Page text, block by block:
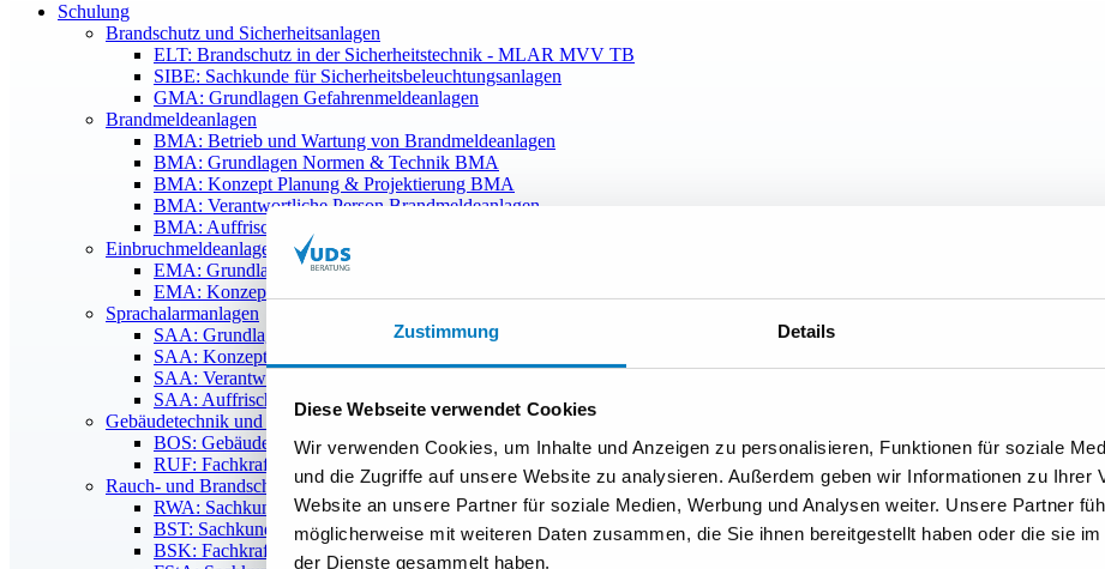
Zustimmung Details
Diese Webseite verwendet Cookies
Wir verwenden Cookies, um Inhalte und Anzeigen zu personalisieren, Funktionen für soziale
und die Zugriffe auf unsere Website zu analysieren. Außerdem geben wir Informationen zu Ihrer
Website an unsere Partner für soziale Medien, Werbung und Analysen weiter. Unsere Partner
möglicherweise mit weiteren Daten zusammen, die Sie ihnen bereitgestellt haben oder die sie
der Dienste gesammelt haben.
Schulung
Brandschutz und Sicherheitsanlagen
ELT: Brandschutz in der Sicherheitstechnik - MLAR MVV TB
SIBE: Sachkunde für Sicherheitsbeleuchtungsanlagen
GMA: Grundlagen Gefahrenmeldeanlagen
Brandmeldeanlagen
BMA: Betrieb und Wartung von Brandmeldeanlagen
BMA: Grundlagen Normen & Technik BMA
BMA: Konzept Planung & Projektierung BMA
BMA: Verantwortliche Person Brandmeldeanlagen
BMA: Auffrischung BMA+SAA: BMA in der Praxis
Einbruchmeldeanlagen
EMA: Grundlagen Einbruchmeldeanlagen, Normen & Technik
EMA: Konzept, Planung & Projektierung Einbruchmeldeanlagen
Sprachalarmanlagen
SAA: Grundlagen, Sachkunde Akustik und Elektroakustik
SAA: Konzept Planung & Projektierung SAA
SAA: Verantwortliche Person Sprachalarmanlagen
SAA: Auffrischung - Neues SAA ENS AMOK STIPA
Gebäudetechnik und Vernetzung
BOS: Gebäudefunk – Grundlagen, Planung & Projektierung
RUF: Fachkraft & Fachplaner für Rufanlagen DIN VDE 0834
Rauch- und Brandschutztechnik
RWA: Sachkunde für Rauch-Wärme-Abzugsanlagen
BST: Sachkunde für Brandschutztüren Brandschutztore
BSK: Fachkraft/Sachkunde für Brandschutzklappen